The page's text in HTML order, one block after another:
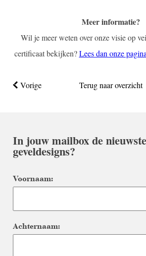
Meer informatie?
Wil je meer weten over onze visie op
certificaat bekijken?Lees dan onze
Vorige Terug naar overzicht
In jouw mailbox de nieuwste
geveldesigns?
Voornaam:
Achternaam: